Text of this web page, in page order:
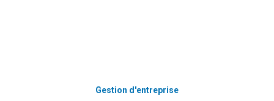
Gestion d'entreprise